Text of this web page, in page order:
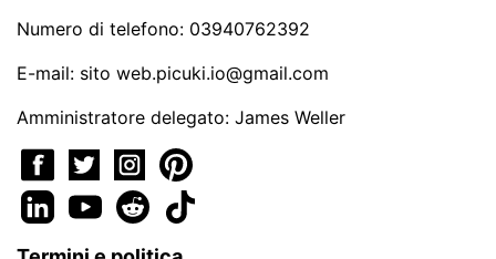
Numero di telefono: 03940762392
E-mail: sito web.picuki.io@gmail.com
Amministratore delegato: James Weller